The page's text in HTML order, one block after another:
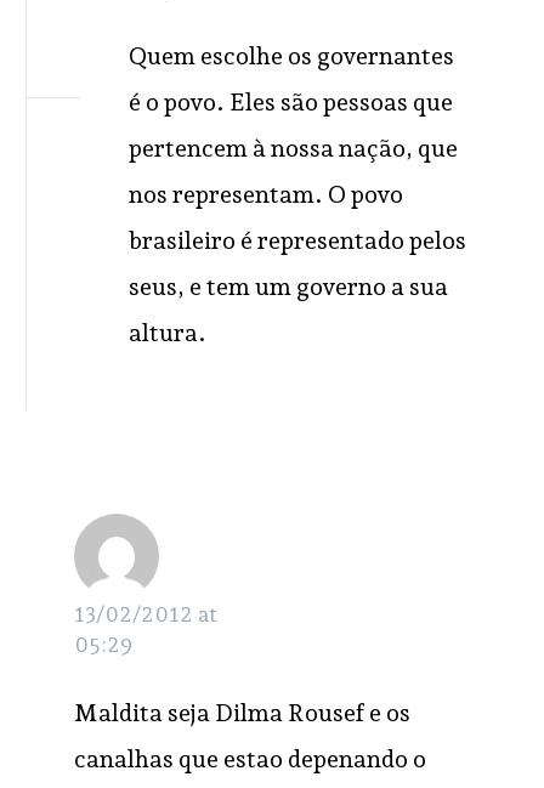
Quem escolhe os governantes
é o povo. Eles são pessoas que
pertencem à nossa nação, que
nos representam. O povo
brasileiro é representado pelos
seus, e tem um governo a sua
altura.
13/02/2012 at
05:29
Maldita seja Dilma Rousef e os
canalhas que estao depenando o